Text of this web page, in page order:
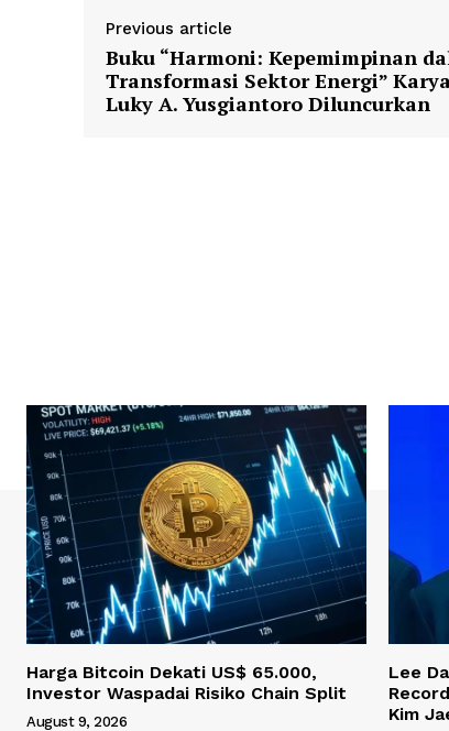
Previous article
Buku “Harmoni: Kepemimpinan
Transformasi Sektor Energi”
Luky A. Yusgiantoro Diluncurkan
Harga Bitcoin Dekati US$ 65.000,
Investor Waspadai Risiko Chain Split
August 9, 2026
Lee
Kim